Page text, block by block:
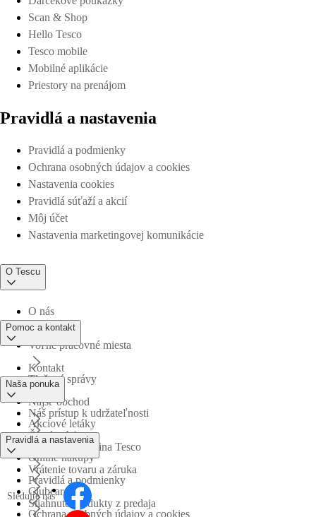
Scan & Shop
Hello Tesco
Tesco mobile
Mobilné aplikácie
Priestory na prenájom
Pravidlá a nastavenia
Pravidlá a podmienky
Ochrana osobných údajov a cookies
Nastavenia cookies
Pravidlá súťaží a akcií
Môj účet
Nastavenia marketingovej komunikácie
O Tescu
O nás
Voľné pracovné miesta
Tlačové správy
Náš prístup k udržateľnosti
Obchodná skupina Tesco
Pomoc a kontakt
Kontakt
Nájsť obchod
Časté otázky
Vrátenie tovaru a záruka
Stiahnuté produkty z predaja
Naša ponuka
Akciové letáky
Online nákupy
Clubcard
Pravidlá a nastavenia
Pravidlá a podmienky
Ochrana osobných údajov a cookies
Sledujte nás